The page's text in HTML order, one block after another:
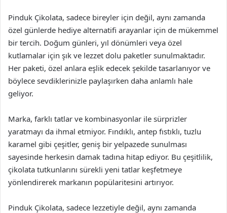
Pinduk Çikolata, sadece bireyler için değil, aynı zamanda
özel günlerde hediye alternatifi arayanlar için de mükemmel
bir tercih. Doğum günleri, yıl dönümleri veya özel
kutlamalar için şık ve lezzet dolu paketler sunulmaktadır.
Her paketi, özel anlara eşlik edecek şekilde tasarlanıyor ve
böylece sevdiklerinizle paylaşırken daha anlamlı hale
geliyor.
Marka, farklı tatlar ve kombinasyonlar ile sürprizler
yaratmayı da ihmal etmiyor. Fındıklı, antep fıstıklı, tuzlu
karamel gibi çeşitler, geniş bir yelpazede sunulması
sayesinde herkesin damak tadına hitap ediyor. Bu çeşitlilik,
çikolata tutkunlarını sürekli yeni tatlar keşfetmeye
yönlendirerek markanın popülaritesini artırıyor.
Pinduk Çikolata, sadece lezzetiyle değil, aynı zamanda